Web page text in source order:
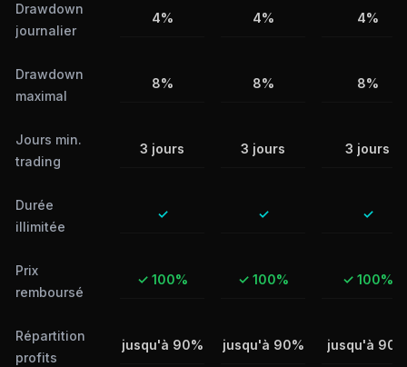
Drawdown
journalier
4% 4% 4%
Drawdown
maximal
8% 8% 8%
Jours min.
trading
3 jours 3 jours 3 jours
Durée
illimitée
✓ ✓ ✓
Prix
remboursé
✓ 100% ✓ 100% ✓ 100%
Répartition
profits
jusqu'à 90% jusqu'à 90% jusqu'à